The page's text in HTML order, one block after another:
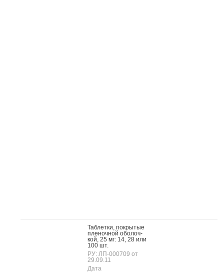
Таб­летки, пок­ры­тые
пле­ноч­ной обо­лоч­
кой, 25 мг: 14, 28 или
100 шт.
РУ: ЛП-000709 от
29.09.11
Дата